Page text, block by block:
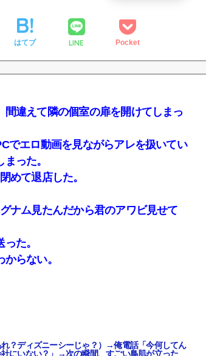
はてブ LINE Pocket
違えて隣の個室の扉を開けてしまっ
でエロ動画を見ながらアレを扱いてい
った。
めて退店した。
ナム見たんだから君のアワビ見せて
た。
らない。
？ディズニーシーじゃ？）→俺電話「今何してん
にいない？」→次の瞬間、すごい鳥肌が立った